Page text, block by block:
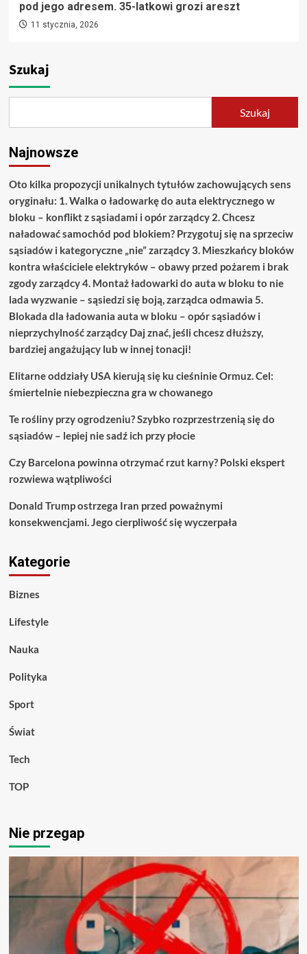
pod jego adresem. 35-latkowi grozi areszt
11 stycznia, 2026
Szukaj
Szukaj
Najnowsze
Oto kilka propozycji unikalnych tytułów zachowujących sens
oryginału: 1. Walka o ładowarkę do auta elektrycznego w
bloku – konflikt z sąsiadami i opór zarządcy 2. Chcesz
naładować samochód pod blokiem? Przygotuj się na sprzeciw
sąsiadów i kategoryczne „nie” zarządcy 3. Mieszkańcy bloków
kontra właściciele elektryków – obawy przed pożarem i brak
zgody zarządcy 4. Montaż ładowarki do auta w bloku to nie
lada wyzwanie – sąsiedzi się boją, zarządca odmawia 5.
Blokada dla ładowania auta w bloku – opór sąsiadów i
nieprzychylność zarządcy Daj znać, jeśli chcesz dłuższy,
bardziej angażujący lub w innej tonacji!
Elitarne oddziały USA kierują się ku cieśninie Ormuz. Cel:
śmiertelnie niebezpieczna gra w chowanego
Te rośliny przy ogrodzeniu? Szybko rozprzestrzenią się do
sąsiadów – lepiej nie sadź ich przy płocie
Czy Barcelona powinna otrzymać rzut karny? Polski ekspert
rozwiewa wątpliwości
Donald Trump ostrzega Iran przed poważnymi
konsekwencjami. Jego cierpliwość się wyczerpała
Kategorie
Biznes
Lifestyle
Nauka
Polityka
Sport
Świat
Tech
TOP
Nie przegap